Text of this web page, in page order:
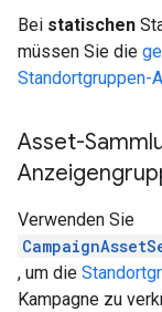
Bei statischen
müssen Sie die
Standortgruppen-
Asset-
Verwenden Sie
, um die
Kampagne zu